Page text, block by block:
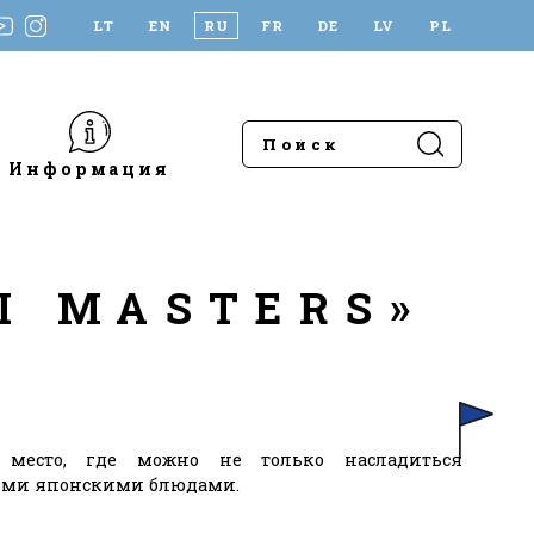
LT EN RU FR DE LV PL
Информация
MASTERS»
где можно не только насладиться
японскими блюдами.